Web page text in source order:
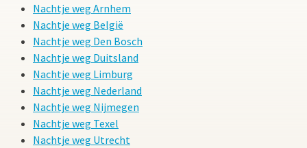
Nachtje weg Arnhem
Nachtje weg België
Nachtje weg Den Bosch
Nachtje weg Duitsland
Nachtje weg Limburg
Nachtje weg Nederland
Nachtje weg Nijmegen
Nachtje weg Texel
Nachtje weg Utrecht